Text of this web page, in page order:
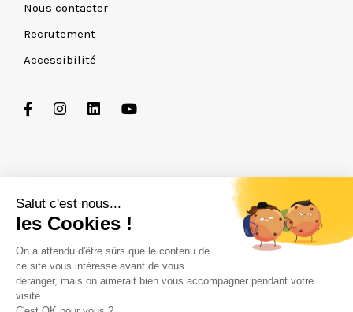
Nous contacter
Recrutement
Accessibilité
ÉCOLE DE PSYCHOLOGUES PRATICIENS
Formation continue - Psychopathologie - Psychologie du
Titre protégé de Psychologue (décret 90-255 du 22 mars